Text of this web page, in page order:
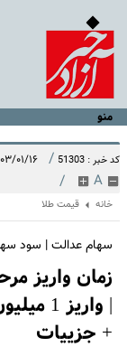
منو
کد خبر : 51303 / ۱۴۰۳/۰۱/۱۶
A
/
خانه قیمت طلا
سهام عدالت | سود
+ جزییات